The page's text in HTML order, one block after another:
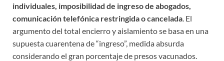
individuales, imposibilidad de ingreso de abogados,
comunicación telefónica restringida o cancelada. El
argumento del total encierro y aislamiento se basa en una
supuesta cuarentena de “ingreso”, medida absurda
considerando el gran porcentaje de presos vacunados.